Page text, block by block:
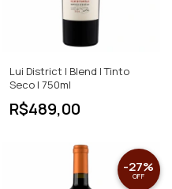
Lui District | Blend | Tinto
Seco | 750ml
R$489,00
-27%
OFF